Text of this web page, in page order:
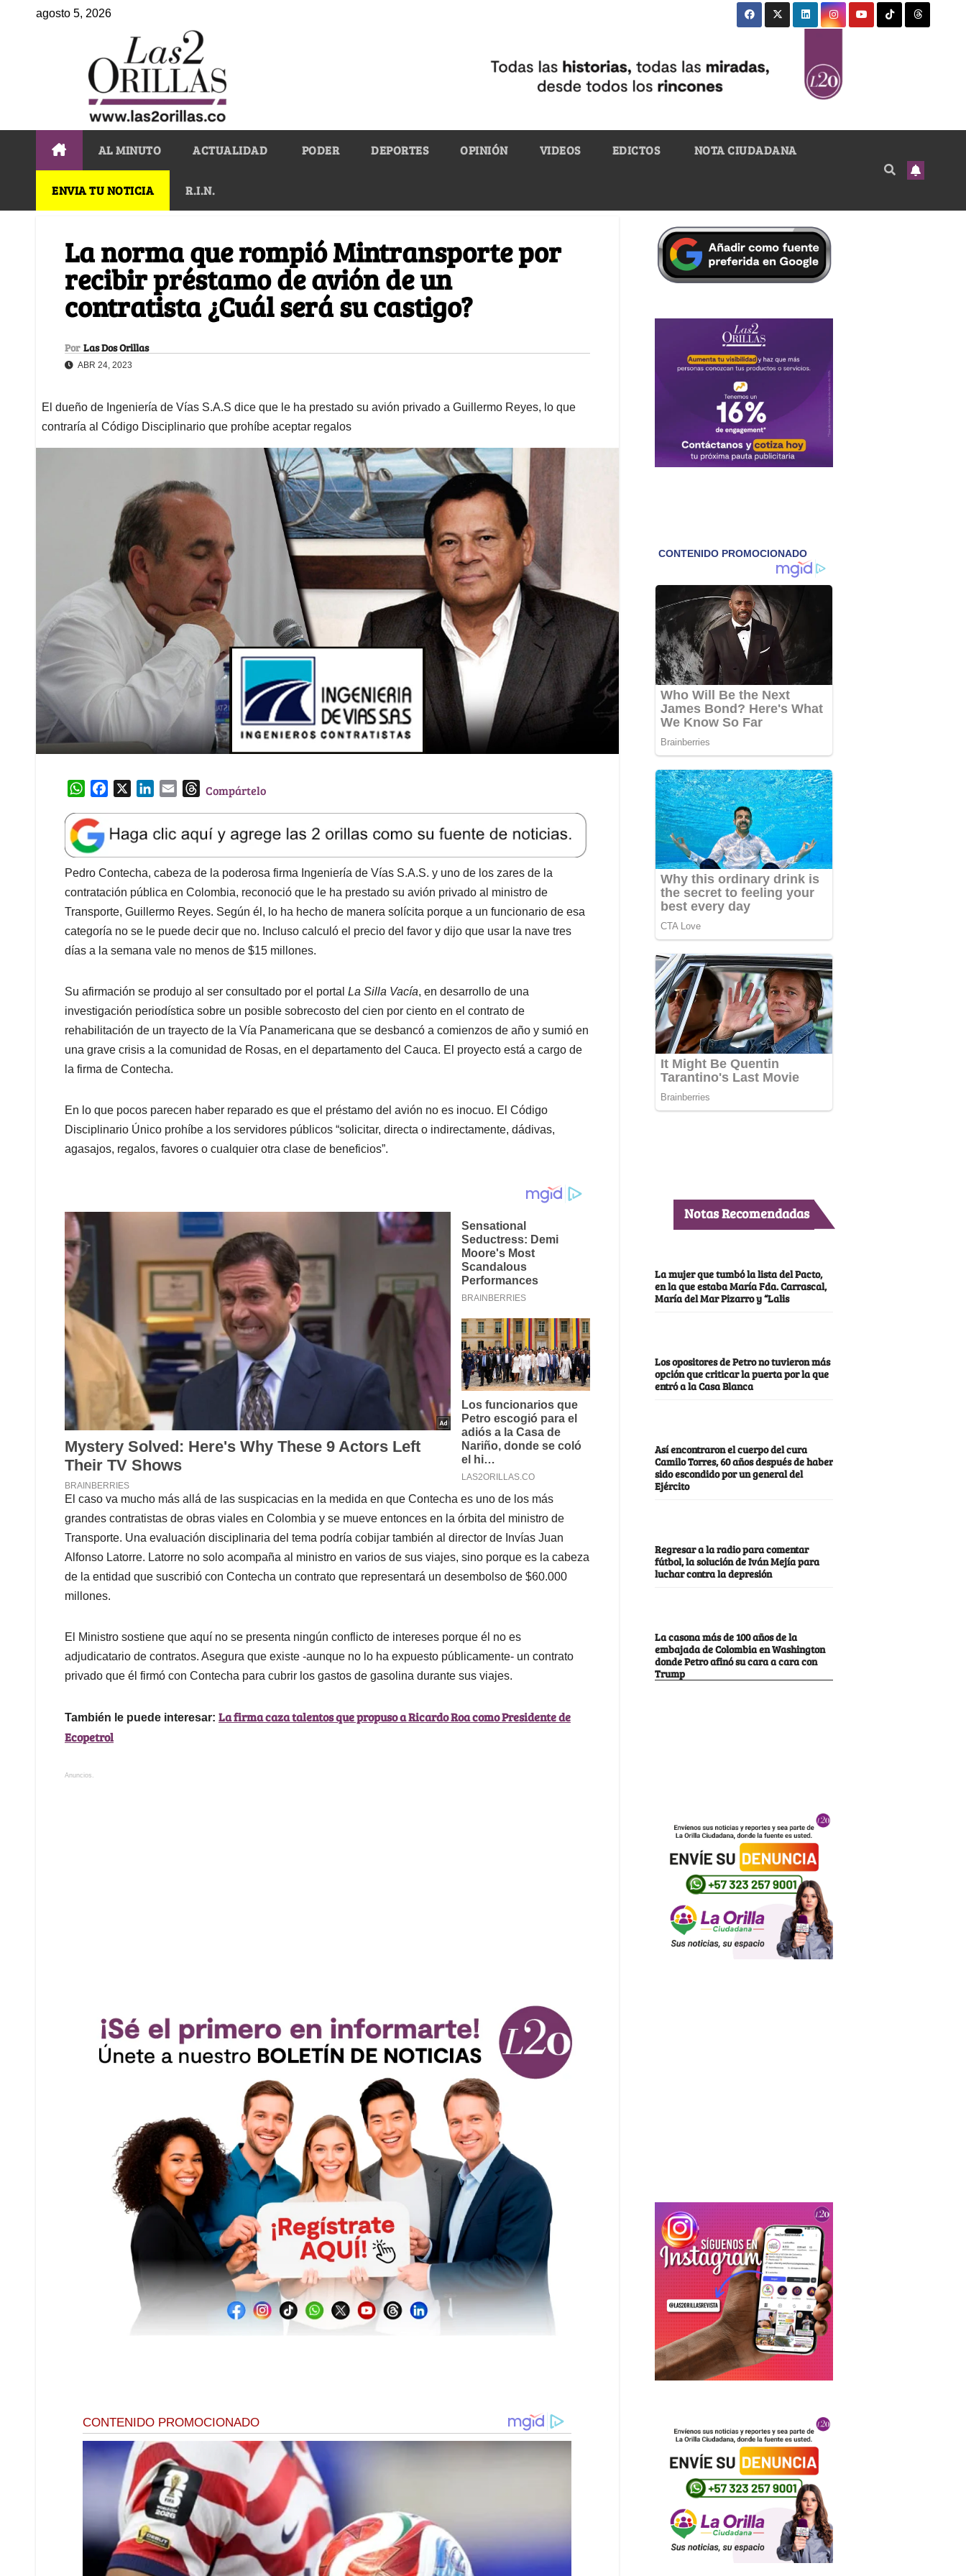
agosto 5, 2026
AL MINUTO ACTUALIDAD PODER DEPORTES OPINIÓN VIDEOS EDICTOS NOTA CIUDADANA
ENVIA TU NOTICIA R.I.N.
La norma que rompió Mintransporte por
recibir préstamo de avión de un
contratista ¿Cuál será su castigo?
Por Las Dos Orillas
ABR 24, 2023
El dueño de Ingeniería de Vías S.A.S dice que le ha prestado su avión privado a Guillermo Reyes, lo que
contraría al Código Disciplinario que prohíbe aceptar regalos
W
a
t
s
A
p
p
e
b
o
o
k
k
e
d
I
n
l
T
e
a
d
s
Compártelo
Pedro Contecha, cabeza de la poderosa firma Ingeniería de Vías S.A.S. y uno de los zares de la
contratación pública en Colombia, reconoció que le ha prestado su avión privado al ministro de
Transporte, Guillermo Reyes. Según él, lo ha hecho de manera solícita porque a un funcionario de esa
categoría no se le puede decir que no. Incluso calculó el precio del favor y dijo que usar la nave tres
días a la semana vale no menos de $15 millones.
Su afirmación se produjo al ser consultado por el portal La Silla Vacía, en desarrollo de una
investigación periodística sobre un posible sobrecosto del cien por ciento en el contrato de
rehabilitación de un trayecto de la Vía Panamericana que se desbancó a comienzos de año y sumió en
una grave crisis a la comunidad de Rosas, en el departamento del Cauca. El proyecto está a cargo de
la firma de Contecha.
En lo que pocos parecen haber reparado es que el préstamo del avión no es inocuo. El Código
Disciplinario Único prohíbe a los servidores públicos “solicitar, directa o indirectamente, dádivas,
agasajos, regalos, favores o cualquier otra clase de beneficios”.
El caso va mucho más allá de las suspicacias en la medida en que Contecha es uno de los más
grandes contratistas de obras viales en Colombia y se mueve entonces en la órbita del ministro de
Transporte. Una evaluación disciplinaria del tema podría cobijar también al director de Invías Juan
Alfonso Latorre. Latorre no solo acompaña al ministro en varios de sus viajes, sino porque es la cabeza
de la entidad que suscribió con Contecha un contrato que representará un desembolso de $60.000
millones.
El Ministro sostiene que aquí no se presenta ningún conflicto de intereses porque él no es
adjudicatario de contratos. Asegura que existe -aunque no lo ha expuesto públicamente- un contrato
privado que él firmó con Contecha para cubrir los gastos de gasolina durante sus viajes.
También le puede interesar: La firma caza talentos que propuso a Ricardo Roa como Presidente de
Ecopetrol
Anuncios.
Notas Recomendadas
La mujer que tumbó la lista del Pacto,
en la que estaba María Fda. Carrascal,
María del Mar Pizarro y “Lalis
Los opositores de Petro no tuvieron más
opción que criticar la puerta por la que
entró a la Casa Blanca
Así encontraron el cuerpo del cura
Camilo Torres, 60 años después de haber
sido escondido por un general del
Ejército
Regresar a la radio para comentar
fútbol, la solución de Iván Mejía para
luchar contra la depresión
La casona más de 100 años de la
embajada de Colombia en Washington
donde Petro afinó su cara a cara con
Trump